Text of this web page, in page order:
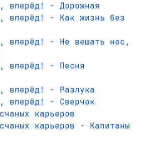
вперёд! - Дорожная
вперёд! - Как жизнь без
вперёд! - Не вешать нос,
вперёд! - Песня
вперёд! - Разлука
вперёд! - Сверчок
карьеров
карьеров - Капитаны